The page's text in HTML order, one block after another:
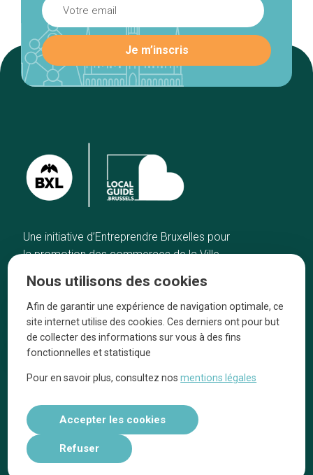
Une initiative d’Entreprendre Bruxelles pour
la promotion des commerces de la Ville
Accueil
Bonnes adresses
Quartiers
Blog
Tops 10
Artisans
A propos
On parle de nous
Nous utilisons des cookies
Afin de garantir une expérience de navigation optimale, ce
site internet utilise des cookies. Ces derniers ont pour but
de collecter des informations sur vous à des fins
fonctionnelles et statistique
Pour en savoir plus, consultez nosmentions légales
Accepter les cookies
Refuser